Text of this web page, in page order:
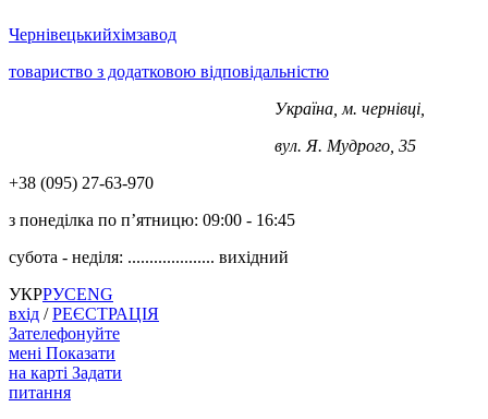
Чернівецькийхімзавод
товариство з додатковою відповідальністю
Україна, м. чернівці,
вул. Я. Мудрого, 35
+38 (‎‎095) 27-63-970
з понеділка по п’ятницю: 09:00 - 16:45
субота - неділя: .................... вихідний
УКРРУСENG
вхід /РЕЄСТРАЦІЯ
Зателефонуйте
мені Показати
на карті Задати
питання